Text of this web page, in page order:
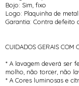
Bojo: Sim, fixo
Logo: Plaquinha de
Garantia: Contra defeito
CUIDADOS GERAIS COM
* A lavagem deverá ser
molho, não torcer, não
* A Cores luminosas e